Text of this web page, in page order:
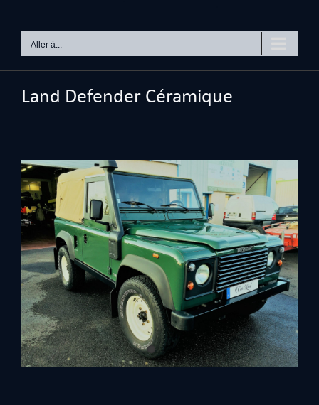
Aller à...
Land Defender Céramique
View
Larger
Image